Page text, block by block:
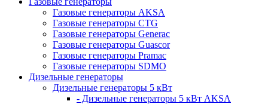
Газовые генераторы AKSA
Газовые генераторы CTG
Газовые генераторы Generac
Газовые генераторы Guascor
Газовые генераторы Pramac
Газовые генераторы SDMO
Дизельные генераторы
Дизельные генераторы 5 кВт
- Дизельные генераторы 5 кВт AKSA